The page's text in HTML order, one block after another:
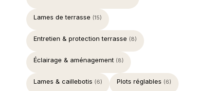
Lames de terrasse (15)
Entretien & protection terrasse (8)
Éclairage & aménagement (8)
Lames & caillebotis (6) Plots réglables (6)